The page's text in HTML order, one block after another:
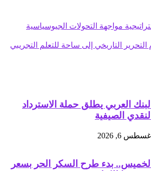
مواجهة التحولات الجيوسياسية
البنك العربي يطلق حملة الاسترداد
النقدي الصيفية
أغسطس 6, 2026
الخميس.. بدء طرح السكر الحر بسعر